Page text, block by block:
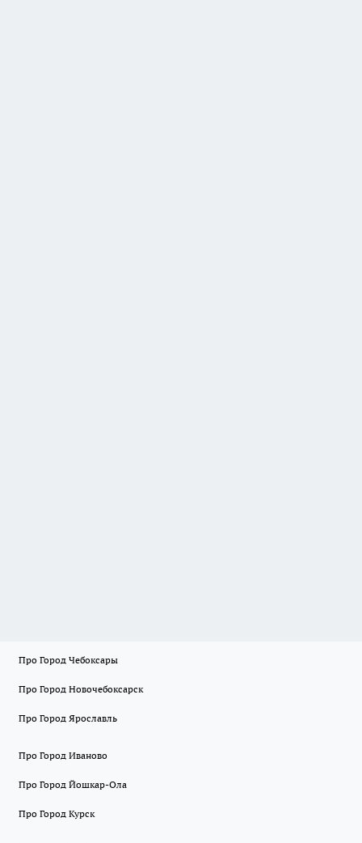
Про Город Чебоксары
Про Город Новочебоксарск
Про Город Ярославль
Про Город Иваново
Про Город Йошкар-Ола
Про Город Курск